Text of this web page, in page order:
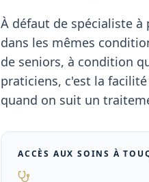
À défaut de spécialiste
dans les mêmes
de seniors, à condition
praticiens, c'est la
quand on suit un
ACCÈS AUX SOINS À